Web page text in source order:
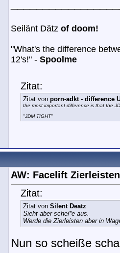
Seilänt Dätz of doom!
"What's the difference
12's!" - Spoolme
Zitat:
Zitat von porn-adkt - difference
the most important difference is that the
"JDM TIGHT"
AW: Facelift
Zitat:
Zitat von Silent Deatz
Sieht aber schei*e aus.
Werde die Zierleisten aber in
Nun so scheiße